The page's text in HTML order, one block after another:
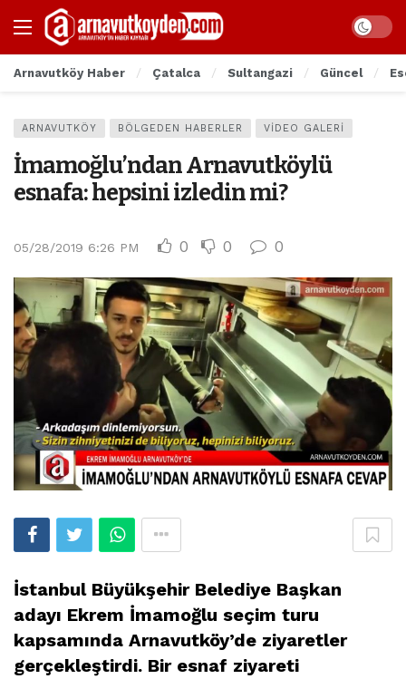
Arnavutköy Haber Çatalca Sultangazi Güncel
ARNAVUTKÖY BÖLGEDEN HABERLER VIDEO GALERI
İmamoğlu’ndan Arnavutköylü
esnafa: hepsini izledin mi?
05/28/2019 6:26 PM 0 0 0
İstanbul Büyükşehir Belediye Başkan
adayı Ekrem İmamoğlu seçim turu
kapsamında Arnavutköy’de ziyaretler
gerçekleştirdi. Bir esnaf ziyareti